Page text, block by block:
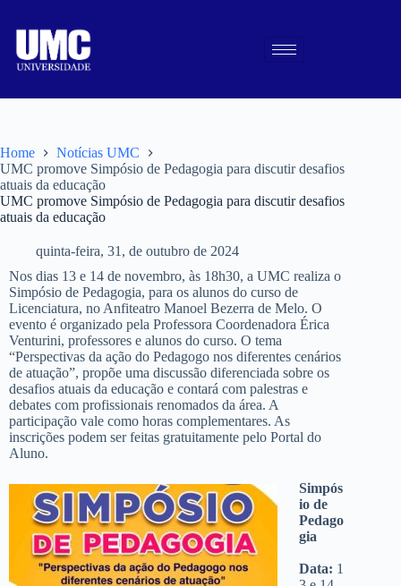
Home
Notícias UMC
UMC promove Simpósio de Pedagogia para discutir desafios
atuais da educação
UMC promove Simpósio de Pedagogia para discutir desafios
atuais da educação
quinta-feira, 31, de outubro de 2024
Nos dias 13 e 14 de novembro, às 18h30, a UMC realiza o
Simpósio de Pedagogia, para os alunos do curso de
Licenciatura, no Anfiteatro Manoel Bezerra de Melo. O
evento é organizado pela Professora Coordenadora Érica
Venturini, professores e alunos do curso. O tema
“Perspectivas da ação do Pedagogo nos diferentes cenários
de atuação”, propõe uma discussão diferenciada sobre os
desafios atuais da educação e contará com palestras e
debates com profissionais renomados da área. A
participação vale como horas complementares. As
inscrições podem ser feitas gratuitamente pelo Portal do
Aluno.
Simpós
io de
Pedago
gia
Data: 1